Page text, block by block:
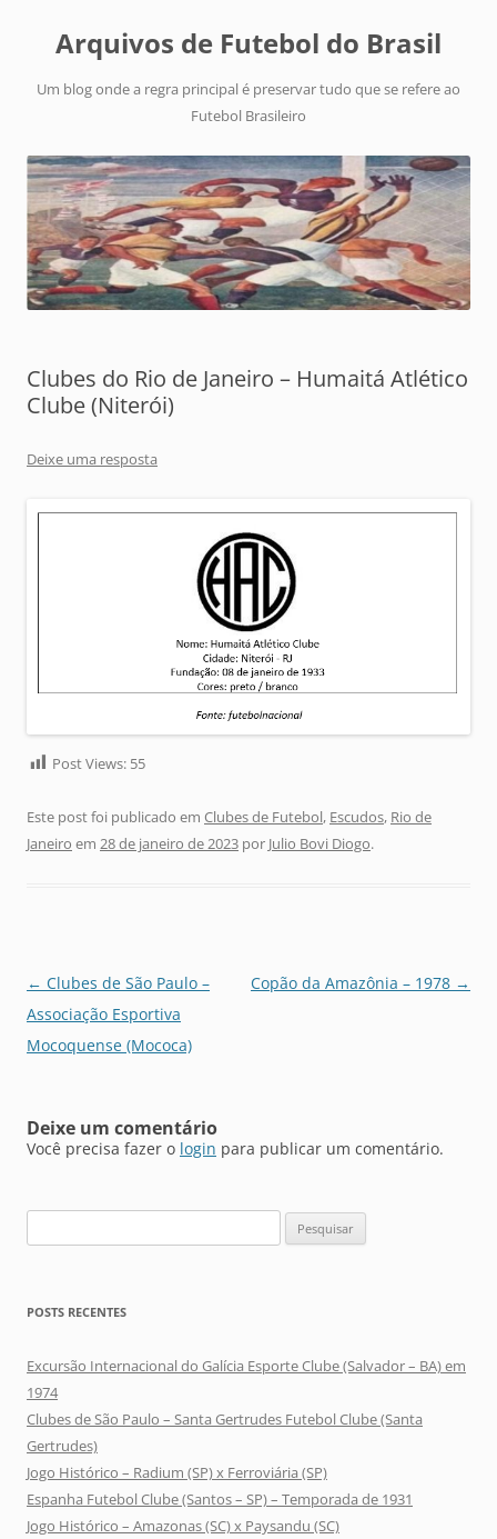
Arquivos de Futebol do Brasil
Um blog onde a regra principal é preservar tudo que se refere ao
Futebol Brasileiro
Clubes do Rio de Janeiro – Humaitá Atlético
Clube (Niterói)
Deixe uma resposta
Post Views: 55
Este post foi publicado em Clubes de Futebol, Escudos, Rio de
Janeiro em 28 de janeiro de 2023 por Julio Bovi Diogo.
Navegação
de
posts
← Clubes de São Paulo –
Associação Esportiva
Mocoquense (Mococa)
Copão da Amazônia – 1978 →
Deixe um comentário
Você precisa fazer o login para publicar um comentário.
por:
POSTS RECENTES
Excursão Internacional do Galícia Esporte Clube (Salvador – BA) em
1974
Clubes de São Paulo – Santa Gertrudes Futebol Clube (Santa
Gertrudes)
Jogo Histórico – Radium (SP) x Ferroviária (SP)
Espanha Futebol Clube (Santos – SP) – Temporada de 1931
Jogo Histórico – Amazonas (SC) x Paysandu (SC)